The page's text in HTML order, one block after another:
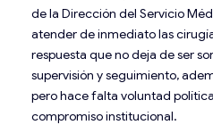
de la Dirección del Servicio
atender de inmediato las
respuesta que no deja de ser
supervisión y seguimiento,
pero hace falta voluntad
compromiso institucional.